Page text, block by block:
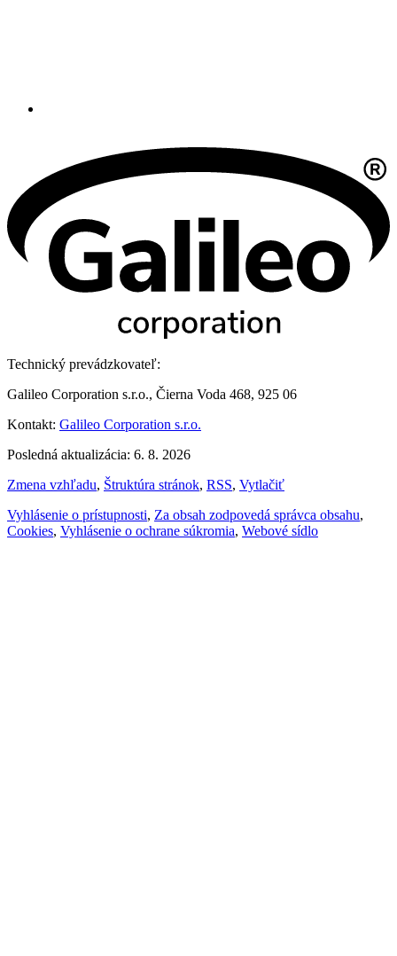
Technický prevádzkovateľ:
Galileo Corporation s.r.o., Čierna Voda 468, 925 06
Kontakt: Galileo Corporation s.r.o.
Posledná aktualizácia: 6. 8. 2026
Zmena vzhľadu, Štruktúra stránok, RSS, Vytlačiť
Vyhlásenie o prístupnosti, Za obsah zodpovedá správca obsahu,
Cookies, Vyhlásenie o ochrane súkromia, Webové sídlo